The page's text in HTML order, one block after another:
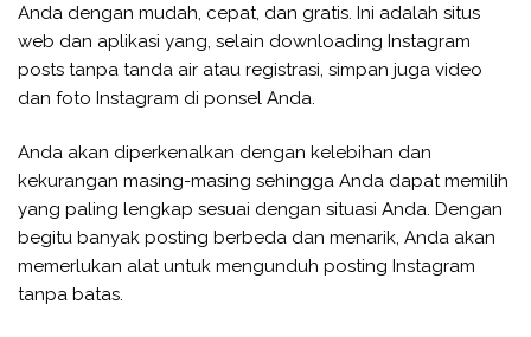
Anda dengan mudah, cepat, dan gratis. Ini adalah situs
web dan aplikasi yang, selain downloading Instagram
posts tanpa tanda air atau registrasi, simpan juga video
dan foto Instagram di ponsel Anda.
Anda akan diperkenalkan dengan kelebihan dan
kekurangan masing-masing sehingga Anda dapat memilih
yang paling lengkap sesuai dengan situasi Anda. Dengan
begitu banyak posting berbeda dan menarik, Anda akan
memerlukan alat untuk mengunduh posting Instagram
tanpa batas.